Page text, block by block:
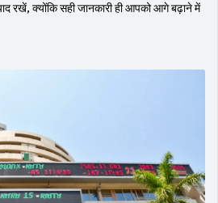
रखें, क्योंकि सही जानकारी ही आपको आगे बढ़ाने में